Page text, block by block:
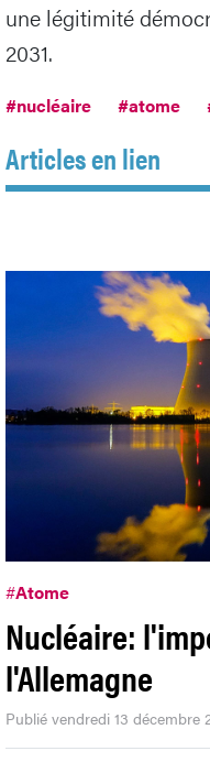
une légitimité
2031.
#nucléaire #atome
Articles en lien
#Atome
Nucléaire:
l'Allemagne
Publié vendredi 13 décembre